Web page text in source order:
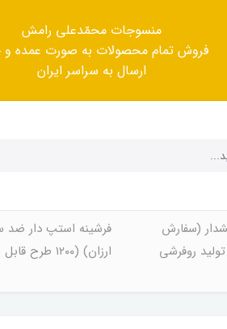
منسوجات محمّدعلی رامش
فروش تمام محصولات به صورت عمده و
ارسال به سراسر ایران
(سفارش
روفرشی
فرشینه استپ دار
ارزان) (۱۲۰۰ طرح قابل س...